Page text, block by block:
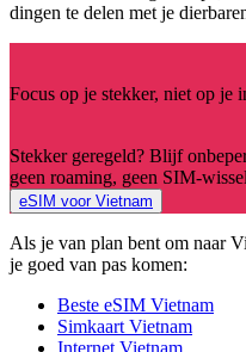
dingen te delen met je
Focus op je stekker, niet op je
Stekker geregeld? Blijf
geen roaming, geen SIM-
eSIM voor Vietnam
Als je van plan bent om naar
je goed van pas komen:
Beste eSIM Vietnam
Simkaart Vietnam
Internet Vietnam